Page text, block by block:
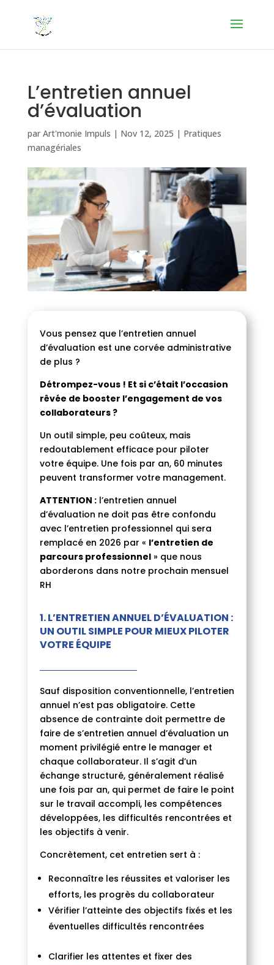
L’entretien annuel
d’évaluation
par Art'monie Impuls | Nov 12, 2025 | Pratiques
managériales
Vous pensez que l’entretien annuel
d’évaluation est une corvée administrative
de plus ?
Détrompez-vous ! Et si c’était l’occasion
rêvée de booster l’engagement de vos
collaborateurs ?
Un outil simple, peu coûteux, mais
redoutablement efficace pour piloter
votre équipe. Une fois par an, 60 minutes
peuvent transformer votre management.
ATTENTION :l’entretien annuel
d’évaluation ne doit pas être confondu
avec l’entretien professionnel qui sera
remplacé en 2026 par « l’entretien de
parcours professionnel» que nous
aborderons dans notre prochain mensuel
RH
1.L’ENTRETIEN ANNUEL D’ÉVALUATION :
UN OUTIL SIMPLE POUR MIEUX PILOTER
VOTRE ÉQUIPE
Sauf disposition conventionnelle, l’entretien
annuel n’est pas obligatoire. Cette
absence de contrainte doit permettre de
faire de s’entretien annuel d’évaluation un
moment privilégié entre le manager et
chaque collaborateur. Il s’agit d’un
échange structuré, généralement réalisé
une fois par an, qui permet de faire le point
sur le travail accompli, les compétences
développées, les difficultés rencontrées et
les objectifs à venir.
Concrètement, cet entretien sert à :
Reconnaître les réussites et valoriser les
efforts, les progrès du collaborateur
Vérifier l’atteinte des objectifs fixés et les
éventuelles difficultés rencontrées
Clarifier les attentes et fixer des